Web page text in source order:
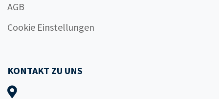
AGB
Cookie Einstellungen
KONTAKT ZU UNS